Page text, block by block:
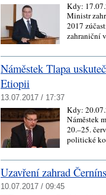
Kdy:
Ministr
2017
zahraniční
Náměstek Tlapa
Etiopii
13.07.2017 / 17:37
Kdy:
Náměstek
20.–25.
politické
Uzavření zahrad
10.07.2017 / 09:45